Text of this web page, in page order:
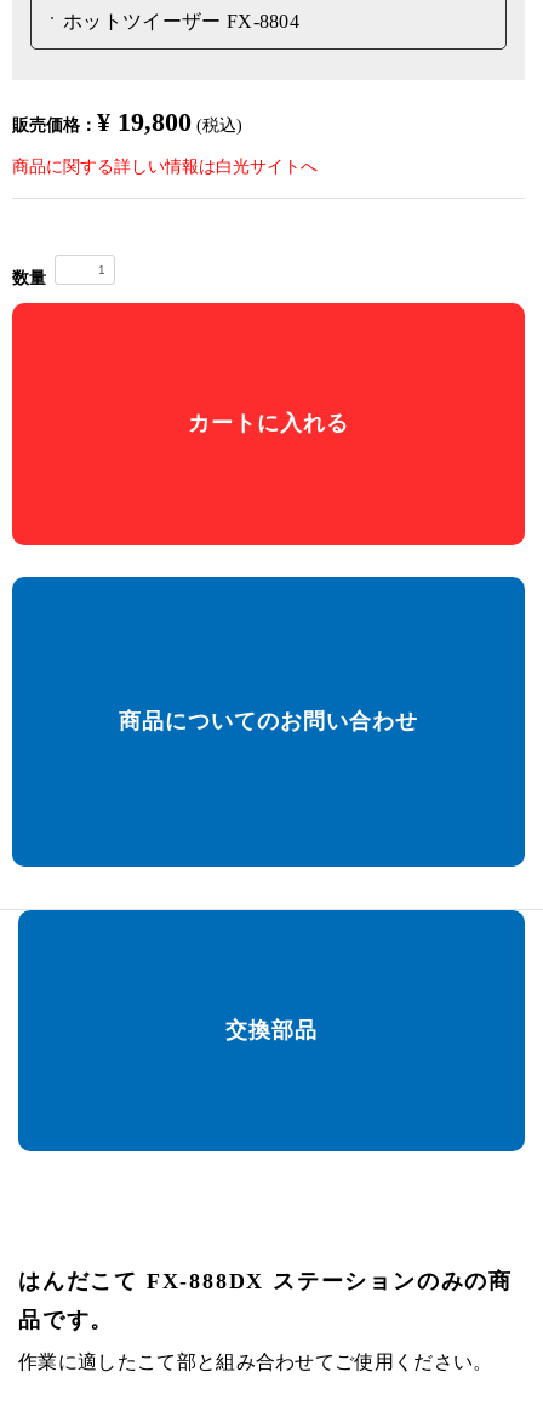
ホットツイーザー FX-8804
販売価格： ¥ 19,800 (税込)
商品に関する詳しい情報は白光サイトへ
数量
カートに入れる
商品についてのお問い合わせ
交換部品
はんだこて FX-888DX ステーションのみの商
品です。
作業に適したこて部と組み合わせてご使用ください。